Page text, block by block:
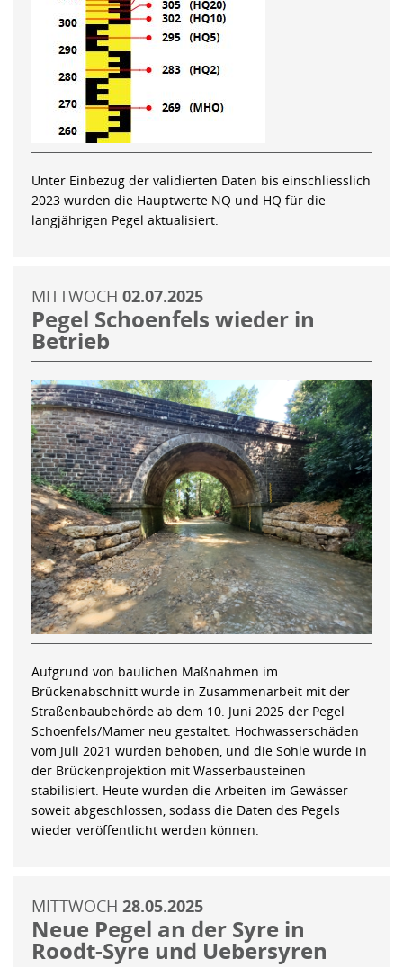
Unter Einbezug der validierten Daten bis einschliesslich
2023 wurden die Hauptwerte NQ und HQ für die
langjährigen Pegel aktualisiert.
MITTWOCH 02.07.2025
Pegel Schoenfels wieder in
Betrieb
Aufgrund von baulichen Maßnahmen im
Brückenabschnitt wurde in Zusammenarbeit mit der
Straßenbaubehörde ab dem 10. Juni 2025 der Pegel
Schoenfels/Mamer neu gestaltet. Hochwasserschäden
vom Juli 2021 wurden behoben, und die Sohle wurde in
der Brückenprojektion mit Wasserbausteinen
stabilisiert. Heute wurden die Arbeiten im Gewässer
soweit abgeschlossen, sodass die Daten des Pegels
wieder veröffentlicht werden können.
MITTWOCH 28.05.2025
Neue Pegel an der Syre in
Roodt-Syre und Uebersyren